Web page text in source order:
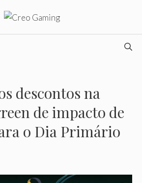
descontos na
de impacto de
o Dia Primário